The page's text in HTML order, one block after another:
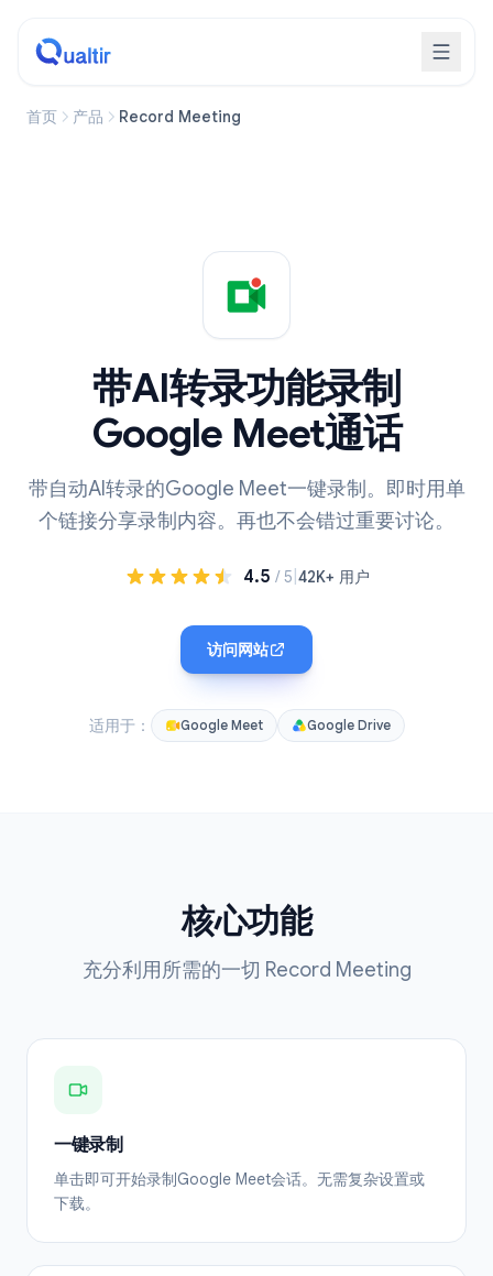
首页 产品 Record Meeting
带AI转录功能录制
Google Meet通话
带自动AI转录的Google Meet一键录制。即时用单
个链接分享录制内容。再也不会错过重要讨论。
4.5 / 5 42K+ 用户
访问网站
适用于： Google Meet Google Drive
核心功能
充分利用所需的一切 Record Meeting
一键录制
单击即可开始录制Google Meet会话。无需复杂设置或
下载。